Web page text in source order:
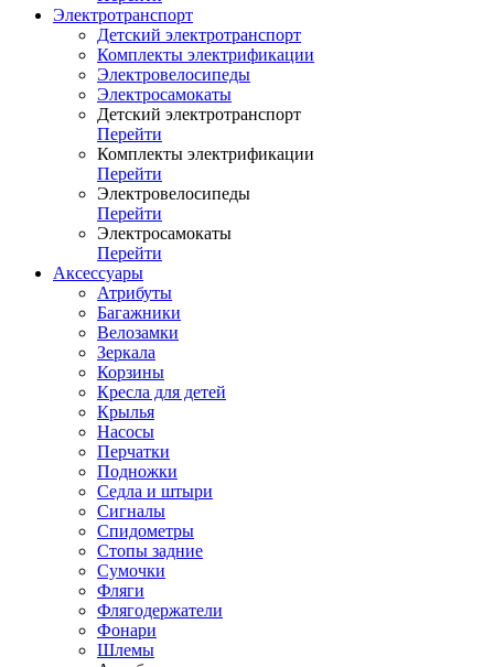
Электротранспорт
Детский электротранспорт
Комплекты электрификации
Электровелосипеды
Электросамокаты
Детский электротранспорт
Перейти
Комплекты электрификации
Перейти
Электровелосипеды
Перейти
Электросамокаты
Перейти
Аксессуары
Атрибуты
Багажники
Велозамки
Зеркала
Корзины
Кресла для детей
Крылья
Насосы
Перчатки
Подножки
Седла и штыри
Сигналы
Спидометры
Стопы задние
Сумочки
Фляги
Флягодержатели
Фонари
Шлемы